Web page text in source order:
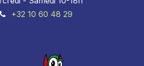
+32 10 60 48 29